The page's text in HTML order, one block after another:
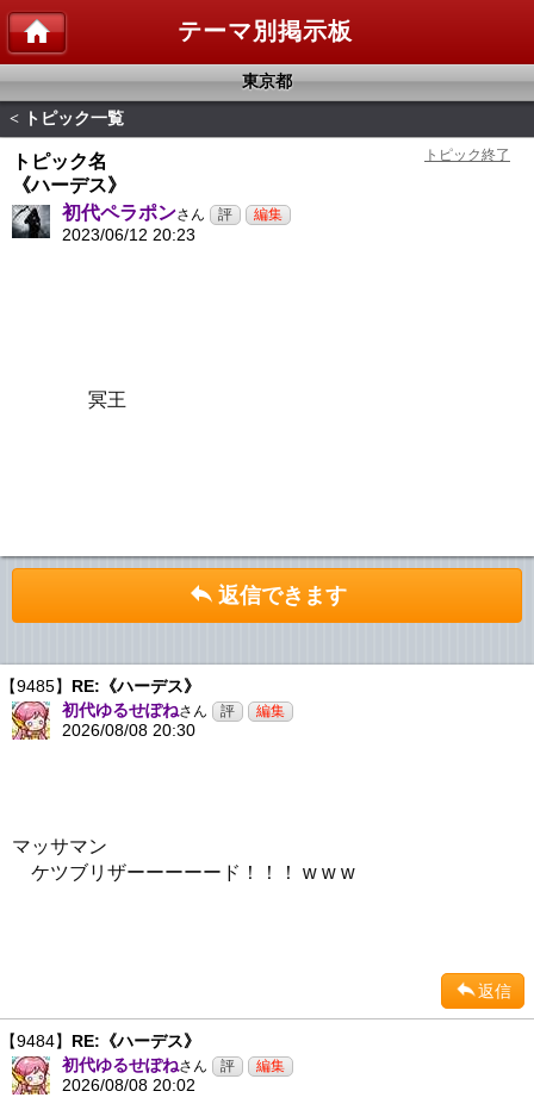
テーマ別掲示板
東京都
< トピック一覧
トピック名
《ハーデス》
初代ペラポンさん
2023/06/12 20:23
冥王
返信できます
【9485】 RE:《ハーデス》
初代ゆるせぽねさん
2026/08/08 20:30
マッサマン
ケツブリザーーーーード！！！ w w w
返信
【9484】 RE:《ハーデス》
初代ゆるせぽねさん
2026/08/08 20:02